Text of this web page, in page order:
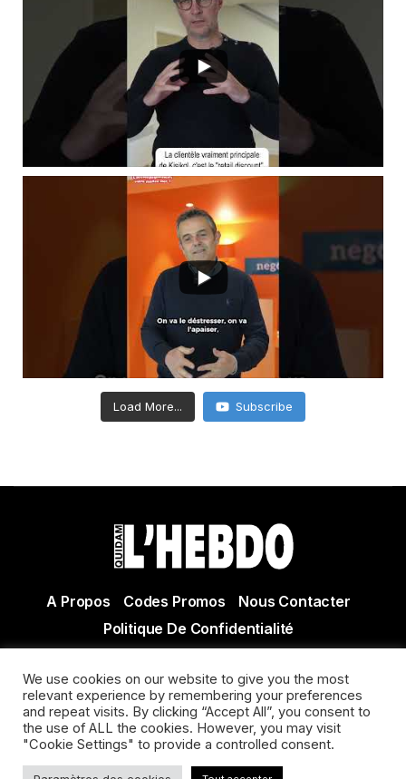
Load More... Subscribe
A Propos Codes Promos
Nous Contacter
Politique De Confidentialité
Actualité Agen - Actualité en lot et Garonne - Actualité
Villeneuve sur Lot
We use cookies on our website to give you the most
relevant experience by remembering your preferences
and repeat visits. By clicking “Accept All”, you consent to
the use of ALL the cookies. However, you may visit
"Cookie Settings" to provide a controlled consent.